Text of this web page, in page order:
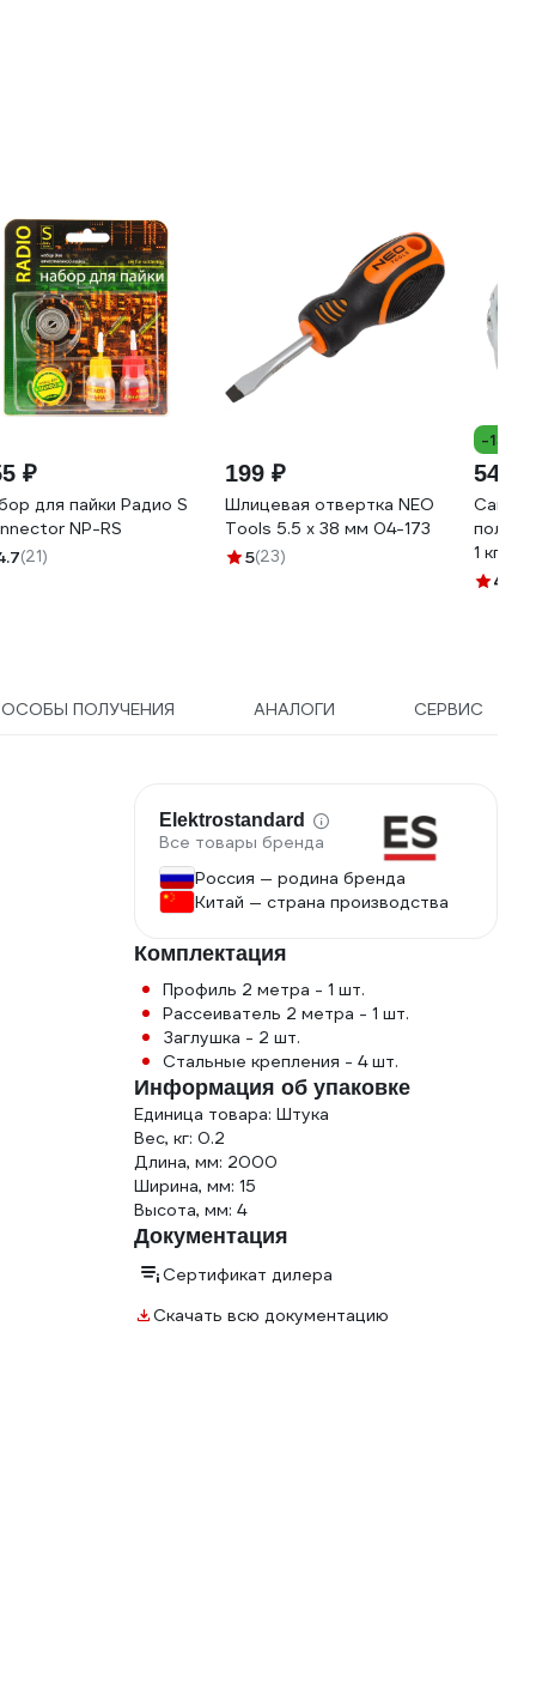
₽
для пайки Радио S
NP-RS
(21)
199 ₽
Шлицевая отвертка NEO
Tools 5.5 x 38 мм 04-173
5(23)
-13%
545 ₽
1 кг
123574
4.5
ПОЛУЧЕНИЯ АНАЛОГИ СЕРВИС
Elektrostandard
Все товары бренда
Россия — родина бренда
Китай — страна производства
Комплектация
Профиль 2 метра - 1 шт.
Рассеиватель 2 метра - 1 шт.
Заглушка - 2 шт.
Стальные крепления - 4 шт.
Информация об упаковке
Единица товара: Штука
Вес, кг: 0.2
Длина, мм: 2000
Ширина, мм: 15
Высота, мм: 4
Документация
Сертификат дилера
Скачать всю документацию